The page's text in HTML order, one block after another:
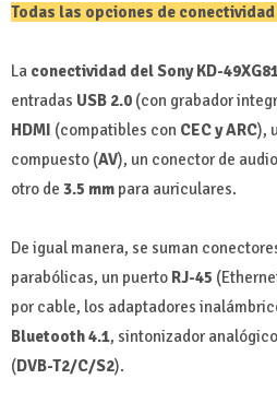
Todas las opciones de
La conectividad del Sony KD-
entradas USB 2.0 (con grabador
HDMI (compatibles con CEC y ARC),
compuesto (AV), un conector de
otro de 3.5 mm para auriculares.
De igual manera, se suman
parabólicas, un puerto RJ-45
por cable, los adaptadores
Bluetooth 4.1, sintonizador
(DVB-T2/C/S2).